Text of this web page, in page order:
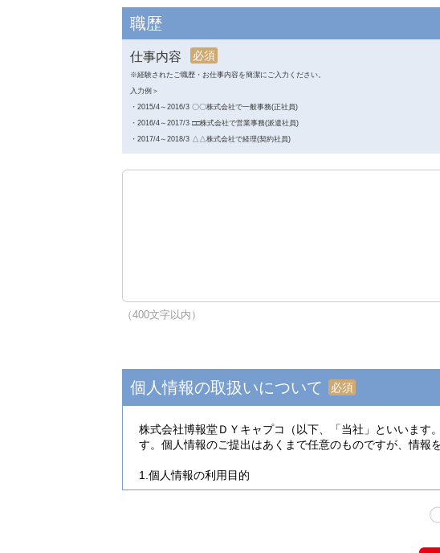
職歴
仕事内容 必須
※経験されたご職歴・お仕事内容を簡潔にご入力ください。
入力例＞
・2015/4～2016/3 〇〇株式会社で一般事務(正社員)
・2016/4～2017/3 □□株式会社で営業事務(派遣社員)
・2017/4～2018/3 △△株式会社で経理(契約社員)
（400文字以内）
個人情報の取扱いについて 必須